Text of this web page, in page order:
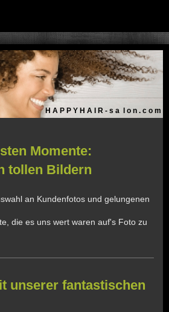
H A P P Y H A I R - s a l o n . c o m
Momente:
tollen Bildern
an Kundenfotos und gelungenen
die es uns wert waren auf's Foto zu
unserer fantastischen